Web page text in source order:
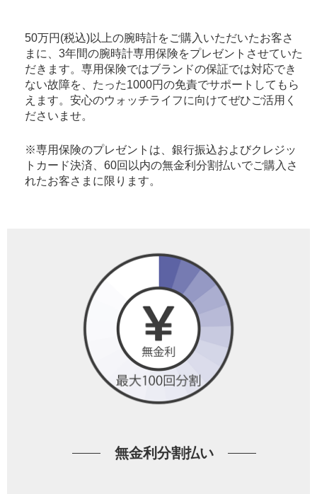
50万円(税込)以上の腕時計をご購入いただいたお客さ
まに、3年間の腕時計専用保険をプレゼントさせていた
だきます。専用保険ではブランドの保証では対応でき
ない故障を、たった1000円の免責でサポートしてもら
えます。安心のウォッチライフに向けてぜひご活用く
ださいませ。
※専用保険のプレゼントは、銀行振込およびクレジッ
トカード決済、60回以内の無金利分割払いでご購入さ
れたお客さまに限ります。
無金利分割払い